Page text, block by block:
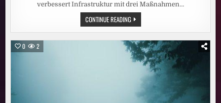
verbessert Infrastruktur mit drei Maßnahmen…
CONTINUE READINGGIGABIT-
SCHNELLES
INTERNET
VON
VODAFONE:
NEUE
DATENAUTOBAHNEN
FÜR
1800
HAUSHALTE
LANDKREIS
0 2